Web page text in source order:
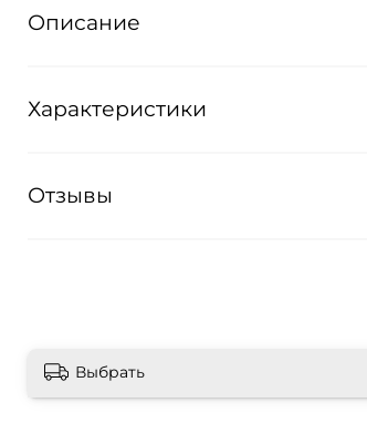
Описание
Характеристики
Отзывы
Выбрать